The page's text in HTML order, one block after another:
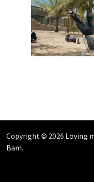
Copyright © 2026 Loving
Bam.